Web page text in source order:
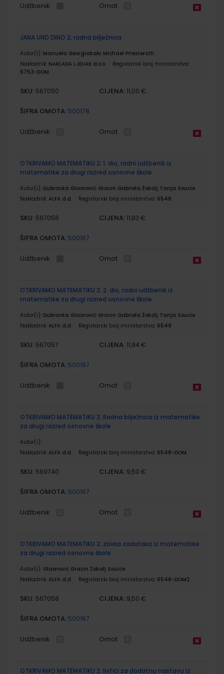
Udžbenik Omot
JANA UND DINO 2; radna bilježnica
Autor(i): Manuela Georgiakaki Michael Priesteroth
Nakladnik: NAKLADA LJEVAK d.o.o.
Registarski broj ministarstva:
6753-DOM
SKU: 567050 CIJENA: 11,00 €
ŠIFRA OMOTA: 500178
Udžbenik Omot
OTKRIVAMO MATEMATIKU 2; 1. dio, radni udžbenik iz
matematike za drugi razred osnovne škole
Autor(i): Dubravka Glasnović Gracin Gabriela Žokalj Tanja Soucie
Nakladnik: ALFA d.d. Registarski broj ministarstva: 6548
SKU: 567056 CIJENA: 11,83 €
ŠIFRA OMOTA: 500167
Udžbenik Omot
OTKRIVAMO MATEMATIKU 2; 2. dio, radni udžbenik iz
matematike za drugi razred osnovne škole
Autor(i): Dubravka Glasnović Gracin Gabriela Žokalj Tanja Soucie
Nakladnik: ALFA d.d. Registarski broj ministarstva: 6549
SKU: 567057 CIJENA: 11,94 €
ŠIFRA OMOTA: 500167
Udžbenik Omot
OTKRIVAMO MATEMATIKU 2; Radna bilježnica iz matematike
za drugi razred osnovne škole
Autor(i):
Nakladnik: ALFA d.d. Registarski broj ministarstva: 6548-DOM
SKU: 569740 CIJENA: 9,50 €
ŠIFRA OMOTA: 500167
Udžbenik Omot
OTKRIVAMO MATEMATIKU 2; zbirka zadataka iz matematike
za drugi razred osnovne škole
Autor(i): Glasnović Gracin Žokalj Souice
Nakladnik: ALFA d.d. Registarski broj ministarstva: 6548-DOM2
SKU: 567058 CIJENA: 9,50 €
ŠIFRA OMOTA: 500167
Udžbenik Omot
OTKRIVAMO MATEMATIKU 2; listići za dodatnu nastavu iz